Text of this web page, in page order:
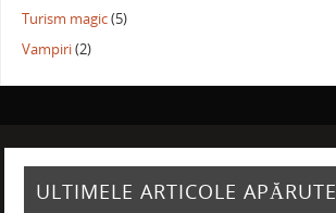
Turism magic(5)
Vampiri(2)
ULTIMELE ARTICOLE APĂRUTE